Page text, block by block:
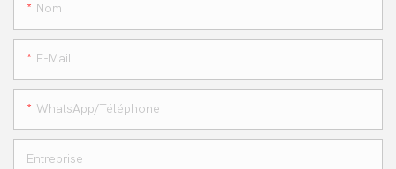
Nom
E-Mail
WhatsApp/téléphone
Entreprise